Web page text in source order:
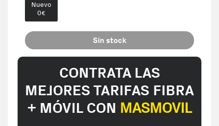
Nuevo
0€
Sin stock
CONTRATA LAS
MEJORES TARIFAS FIBRA
+ MÓVIL CON MASMOVIL